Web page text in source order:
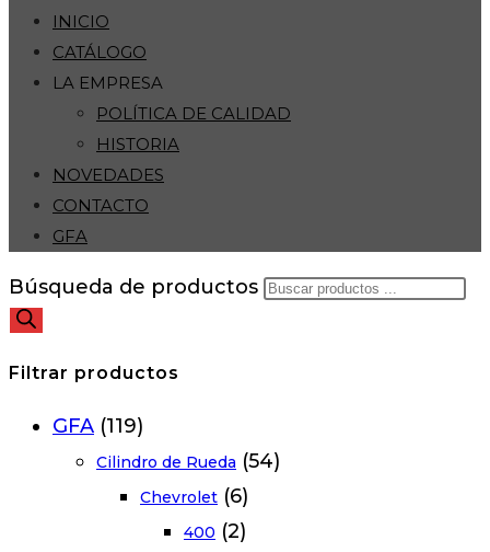
INICIO
CATÁLOGO
LA EMPRESA
POLÍTICA DE CALIDAD
HISTORIA
NOVEDADES
CONTACTO
GFA
Búsqueda de productos
Filtrar productos
GFA (119)
Cilindro de Rueda (54)
Chevrolet (6)
400 (2)